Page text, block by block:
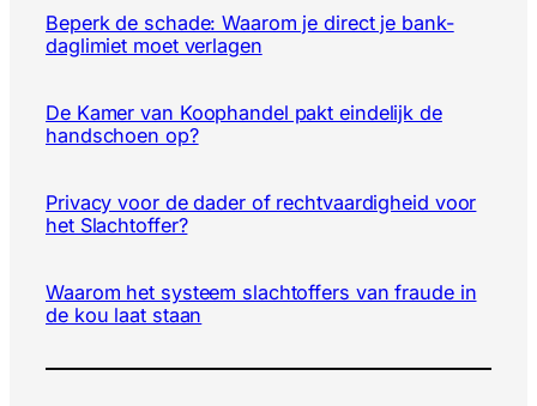
Beperk de schade: Waarom je direct je bank-
daglimiet moet verlagen
De Kamer van Koophandel pakt eindelijk de
handschoen op?
Privacy voor de dader of rechtvaardigheid voor
het Slachtoffer?
Waarom het systeem slachtoffers van fraude in
de kou laat staan